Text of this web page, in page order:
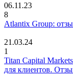
06.11.23
8
Atlantix Group:
21.03.24
1
Titan Capital
для клиентов.